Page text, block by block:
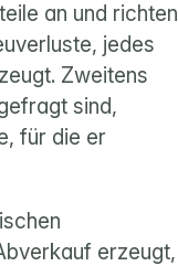
an und richten
jedes
Zweitens
sind,
für die er
erzeugt,